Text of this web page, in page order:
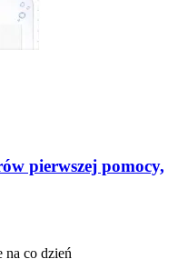
pierwszej pomocy,
na co dzień